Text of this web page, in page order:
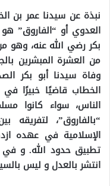
نبذة عن سيدنا عمر بن
العدوي أو “الفاروق” هو
بكر رضي الله عنه، وهو
من العشرة المبشرين
الخطاب قاضيًا خبيرًا
الناس، سواء كانوا
“بالفاروق”، لتفريقه
الإسلامية في عهده
تطبيق حدود الله. و في
انتشر بالعدل و ليس